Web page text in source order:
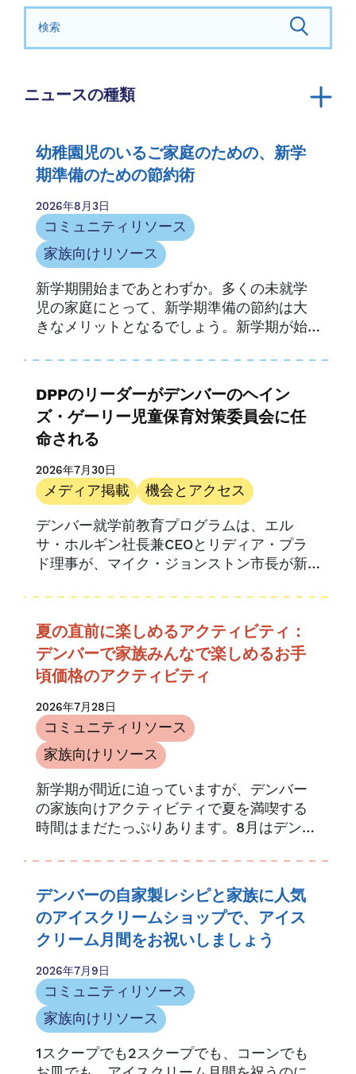
検索する：
ニュースの種類
年報
コミュニティリソース
家族向けリソース
家族の物語
メディア掲載
ニュースレター
機会とアクセス
プレスリリース
プロバイダーリソース
プロバイダーのストーリー
UPKコロラド
幼稚園児のいるご家庭のための、新学
期準備のための節約術
2026年8月3日
コミュニティリソース
家族向けリソース
新学期開始まであとわずか。多くの未就学
児の家庭にとって、新学期準備の節約は大
きなメリットとなるでしょう。新学期が始
されます。.
DPPのリーダーがデンバーのヘイン
ズ・ゲーリー児童保育対策委員会に任
命される
2026年7月30日
メディア掲載
機会とアクセス
デンバー就学前教育プログラムは、エル
サ・ホルギン社長兼CEOとリディア・プラ
ド理事が、マイク・ジョンストン市長が新
タスクフォースに任命されたことを心より
お祝い申し上げます。.
夏の直前に楽しめるアクティビティ：
デンバーで家族みんなで楽しめるお手
頃価格のアクティビティ
2026年7月28日
コミュニティリソース
家族向けリソース
新学期が間近に迫っていますが、デンバー
の家族向けアクティビティで夏を満喫する
時間はまだたっぷりあります。8月はデンバ
す。.
デンバーの自家製レシピと家族に人気
のアイスクリームショップで、アイス
クリーム月間をお祝いしましょう
2026年7月9日
コミュニティリソース
家族向けリソース
1スクープでも2スクープでも、コーンでも